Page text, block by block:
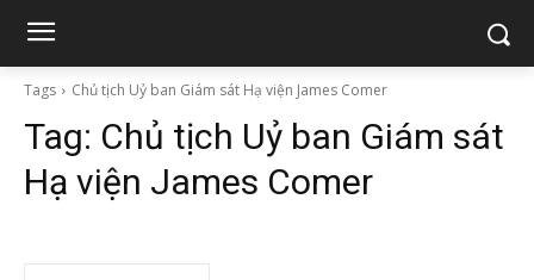
Tags Chủ tịch Uỷ ban Giám sát Hạ viện James Comer
Tag: Chủ tịch Uỷ ban Giám sát
Hạ viện James Comer